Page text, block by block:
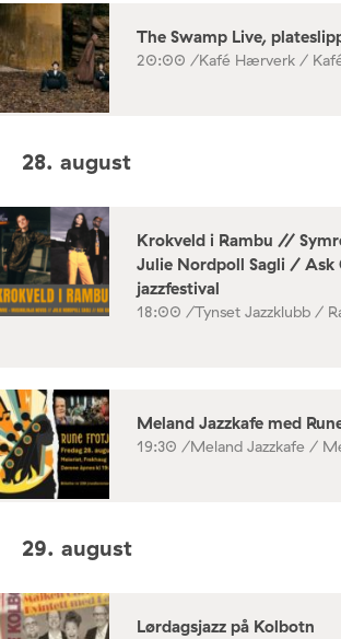
The Swamp Live,
20:00 /Kafé Hærverk /
28. august
Krokveld i Rambu //
Julie Nordpoll Sagli /
jazzfestival
18:00 /Tynset Jazzklubb /
Meland Jazzkafe med
19:30 /Meland Jazzkafe /
29. august
Lørdagsjazz på Kolbotn